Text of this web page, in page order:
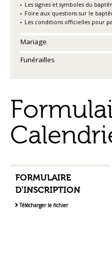
Les signes et symboles du
Foire aux questions sur le
Les conditions officielles pour
Mariage
Funérailles
FORMULAIRE
D'INSCRIPTION
Télécharger le fichier